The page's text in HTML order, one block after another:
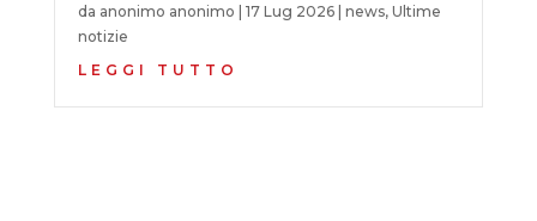
da anonimo anonimo | 17 Lug 2026| news, Ultime
notizie
LEGGI TUTTO